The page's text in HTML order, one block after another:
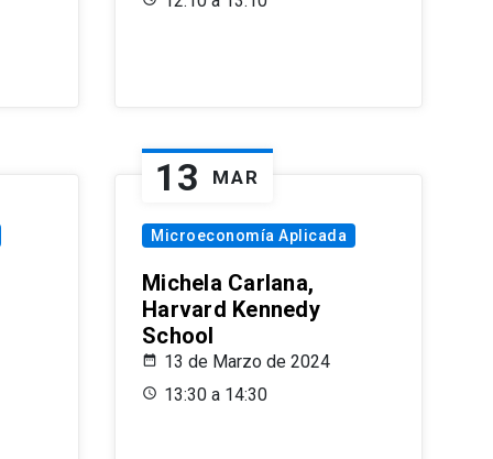
13 MAR
Microeconomía Aplicada
Michela Carlana,
Harvard Kennedy
School
13 de Marzo de 2024
13:30 a 14:30